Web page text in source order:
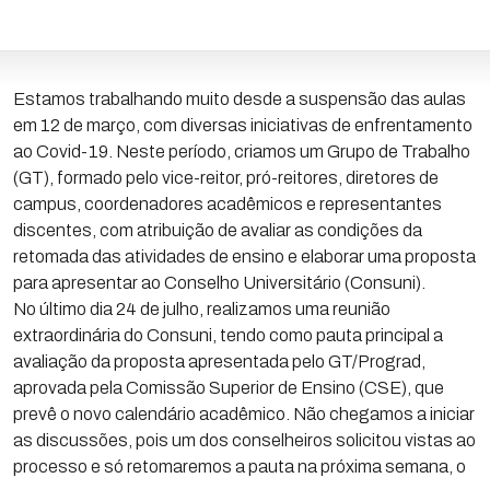
Estamos trabalhando muito desde a suspensão das aulas
em 12 de março, com diversas iniciativas de enfrentamento
ao Covid-19. Neste período, criamos um Grupo de Trabalho
(GT), formado pelo vice-reitor, pró-reitores, diretores de
campus, coordenadores acadêmicos e representantes
discentes, com atribuição de avaliar as condições da
retomada das atividades de ensino e elaborar uma proposta
para apresentar ao Conselho Universitário (Consuni).
No último dia 24 de julho, realizamos uma reunião
extraordinária do Consuni, tendo como pauta principal a
avaliação da proposta apresentada pelo GT/Prograd,
aprovada pela Comissão Superior de Ensino (CSE), que
prevê o novo calendário acadêmico. Não chegamos a iniciar
as discussões, pois um dos conselheiros solicitou vistas ao
processo e só retomaremos a pauta na próxima semana, o